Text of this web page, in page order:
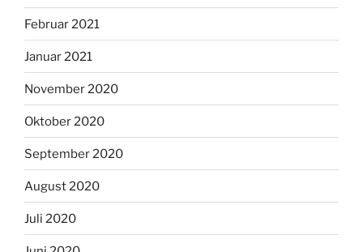
Februar 2021
Januar 2021
November 2020
Oktober 2020
September 2020
August 2020
Juli 2020